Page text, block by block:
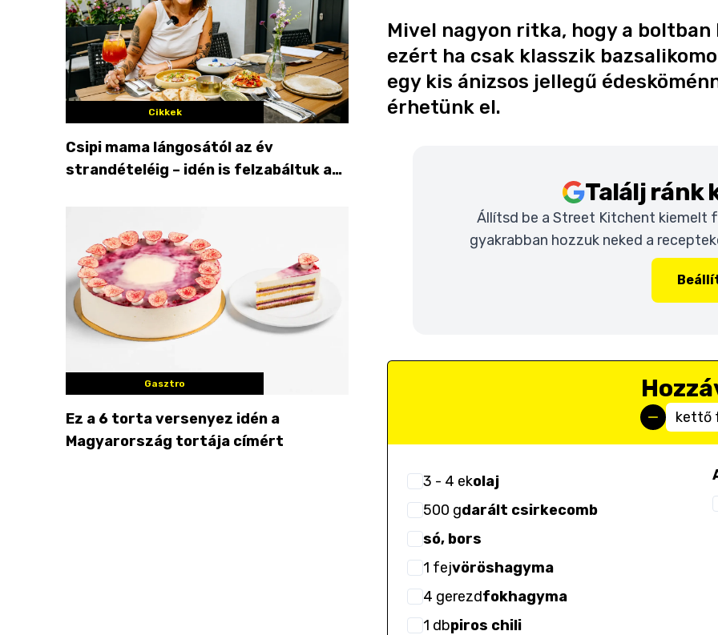
Cikkek
Csipi mama lángosától az év
strandételéig – idén is felzabáltuk a
Gasztro
Ez a 6 torta versenyez idén a
Magyarország tortája címért
Mivel nagyon ritka, hogy a
ezért ha csak klasszik
egy kis ánizsos jellegű
érhetünk el.
Találj ránk
Állítsd be a Street Kitchent kiemelt
gyakrabban hozzuk neked a
kettő
3 - 4 ekolaj
500 gdarált csirkecomb
só, bors
1 fejvöröshagyma
4 gerezdfokhagyma
1 dbpiros chili